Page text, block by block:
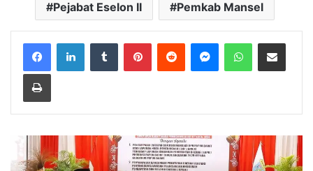
Pejabat Eselon II Pemkab Mansel
FacebookLinkedInTumblr PinterestReddit MessengerWhatsAppShare via Email
Print